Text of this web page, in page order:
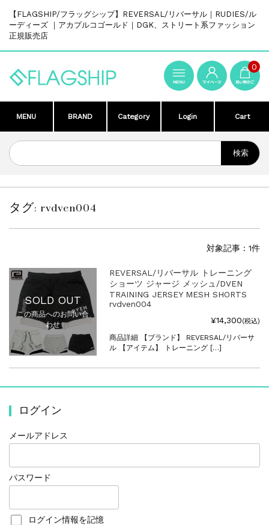
【FLAGSHIP/フラッグシップ】REVERSAL/リバーサル｜RUDIES/ル
ーディーズ ｜アカプルコゴールド｜DGK、ストリート系ファッション
正規販売店
0
MENU BRAND Category Login Cart
タグ:rvdven004
対象記事：1件
SOLD OUT
この商品へのお問い合
わせ
REVERSAL/リバーサル トレーニング
ショーツ ジャージ メッシュ/DVEN
TRAINING JERSEY MESH SHORTS
rvdven004
¥14,300(税込)
商品詳細 【ブランド】 REVERSAL/リバーサ
ル 【アイテム】 トレーニング […]
ログイン
メールアドレス
パスワード
ログイン情報を記憶